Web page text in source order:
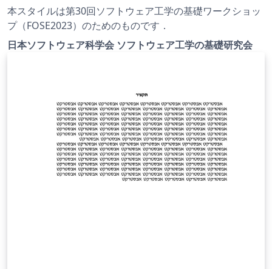
本スタイルは第30回ソフトウェア工学の基礎ワークショッ
プ（FOSE2023）のためのものです．
日本ソフトウェア科学会 ソフトウェア工学の基礎研究会